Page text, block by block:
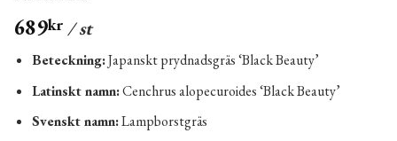
689kr / st
Beteckning:Japanskt prydnadsgräs ‘Black Beauty’
Latinskt namn:Cenchrus alopecuroides ‘Black Beauty’
Svenskt namn:Lampborstgräs